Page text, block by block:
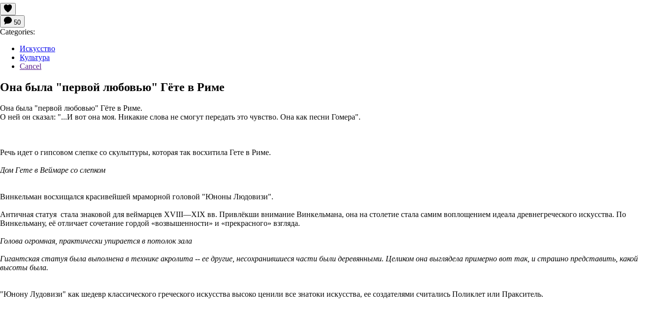
50
Categories:
Искусство
Культура
Cancel
Она была "первой любовью" Гёте в Риме
Она была "первой любовью" Гёте в Риме.
О ней он сказал: "...И вот она моя. Никакие слова не смогут передать это чувство. Она как песни Гомера".
Речь идет о гипсовом слепке со скульптуры, которая так восхитила Гете в Риме.
Дом Гете в Веймаре со слепком
Винкельман восхищался красивейшей мраморной головой "Юноны Людовизи".
Античная статуя стала знаковой для веймарцев XVIII—XIX вв. Привлёкши внимание Винкельмана, она на столетие стала самим воплощением идеала древнегреческого искусства. По
Винкельману, её отличает сочетание гордой «возвышенности» и «прекрасного» взгляда.
Голова огромная, практически упирается в потолок зала
Гигантская статуя была выполнена в технике акролита -- ее другие, несохранившиеся части были деревянными. Целиком она выглядела примерно вот так, и страшно представить, какой
высоты была.
"Юнону Лудовизи" как шедевр классического греческого искусства высоко ценили все знатоки искусства, ее создателями считались Поликлет или Пракситель.